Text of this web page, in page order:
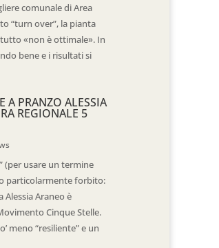
comunale di Area
“turn over”, la pianta
«non è ottimale». In
bene e i risultati si
A PRANZO ALESSIA
REGIONALE 5
(per usare un termine
particolarmente forbito:
Araneo è
Cinque Stelle.
meno “resiliente” e un